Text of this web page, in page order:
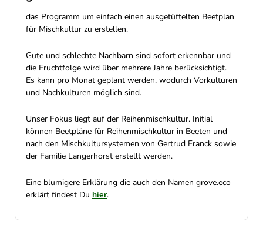
das Programm um einfach einen ausgetüftelten Beetplan
für Mischkultur zu erstellen.
Gute und schlechte Nachbarn sind sofort erkennbar und
die Fruchtfolge wird über mehrere Jahre berücksichtigt.
Es kann pro Monat geplant werden, wodurch Vorkulturen
und Nachkulturen möglich sind.
Unser Fokus liegt auf der Reihenmischkultur. Initial
können Beetpläne für Reihenmischkultur in Beeten und
nach den Mischkultursystemen von Gertrud Franck sowie
der Familie Langerhorst erstellt werden.
Eine blumigere Erklärung die auch den Namen grove.eco
erklärt findest Du hier.